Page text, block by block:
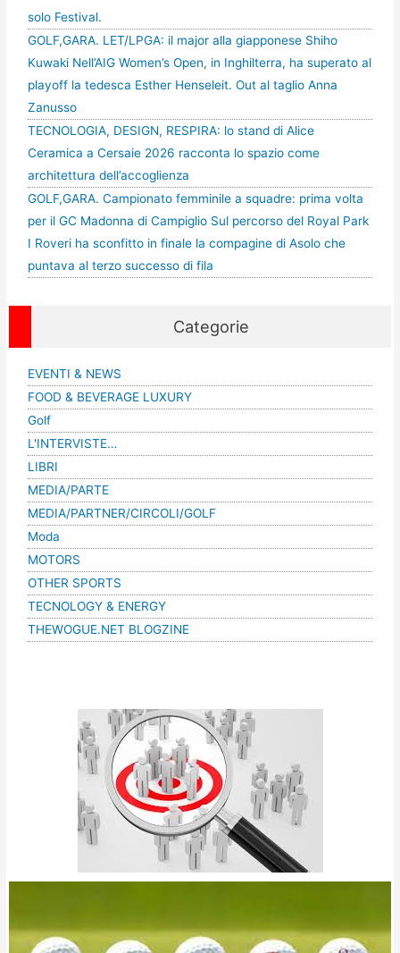
solo Festival.
GOLF,GARA. LET/LPGA: il major alla giapponese Shiho
Kuwaki Nell’AIG Women’s Open, in Inghilterra, ha superato al
playoff la tedesca Esther Henseleit. Out al taglio Anna
Zanusso
TECNOLOGIA, DESIGN, RESPIRA: lo stand di Alice
Ceramica a Cersaie 2026 racconta lo spazio come
architettura dell’accoglienza
GOLF,GARA. Campionato femminile a squadre: prima volta
per il GC Madonna di Campiglio Sul percorso del Royal Park
I Roveri ha sconfitto in finale la compagine di Asolo che
puntava al terzo successo di fila
Categorie
EVENTI & NEWS
FOOD & BEVERAGE LUXURY
Golf
L'INTERVISTE…
LIBRI
MEDIA/PARTE
MEDIA/PARTNER/CIRCOLI/GOLF
Moda
MOTORS
OTHER SPORTS
TECNOLOGY & ENERGY
THEWOGUE.NET BLOGZINE